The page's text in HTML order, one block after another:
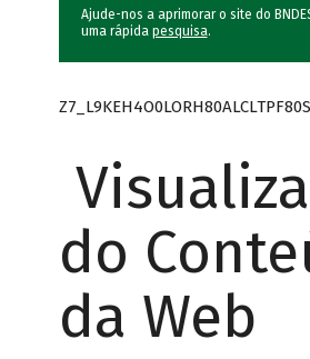
Ajude-nos a aprimorar o site do
uma rápida pesquisa.
do
da Web